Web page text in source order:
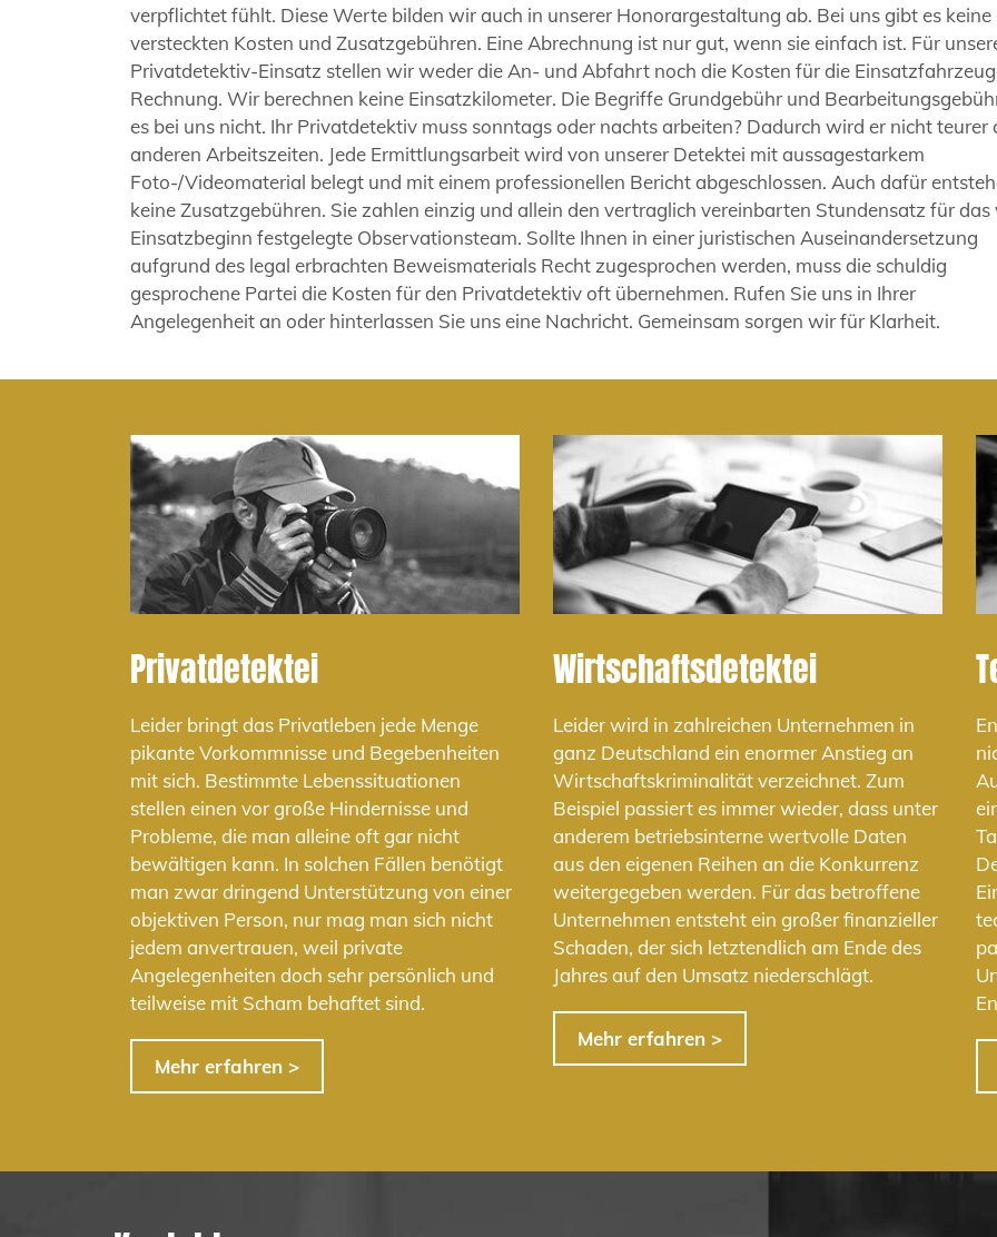
verpflichtet fühlt. Diese Werte bilden wir auch in unserer Honorargestaltung ab. Bei uns gibt es keine
versteckten Kosten und Zusatzgebühren. Eine Abrechnung ist nur gut, wenn sie einfach ist. Für
Privatdetektiv-Einsatz stellen wir weder die An- und Abfahrt noch die Kosten für die
Rechnung. Wir berechnen keine Einsatzkilometer. Die Begriffe Grundgebühr und
es bei uns nicht. Ihr Privatdetektiv muss sonntags oder nachts arbeiten? Dadurch wird er nicht teurer
anderen Arbeitszeiten. Jede Ermittlungsarbeit wird von unserer Detektei mit aussagestarkem
Foto-/Videomaterial belegt und mit einem professionellen Bericht abgeschlossen. Auch dafür
keine Zusatzgebühren. Sie zahlen einzig und allein den vertraglich vereinbarten Stundensatz für das
Einsatzbeginn festgelegte Observationsteam. Sollte Ihnen in einer juristischen Auseinandersetzung
aufgrund des legal erbrachten Beweismaterials Recht zugesprochen werden, muss die schuldig
gesprochene Partei die Kosten für den Privatdetektiv oft übernehmen. Rufen Sie uns in Ihrer
Angelegenheit an oder hinterlassen Sie uns eine Nachricht. Gemeinsam sorgen wir für Klarheit.
Privatdetektei
Leider bringt das Privatleben jede Menge
pikante Vorkommnisse und Begebenheiten
mit sich. Bestimmte Lebenssituationen
stellen einen vor große Hindernisse und
Probleme, die man alleine oft gar nicht
bewältigen kann. In solchen Fällen benötigt
man zwar dringend Unterstützung von einer
objektiven Person, nur mag man sich nicht
jedem anvertrauen, weil private
Angelegenheiten doch sehr persönlich und
teilweise mit Scham behaftet sind.
Mehr erfahren >
Wirtschaftsdetektei
Leider wird in zahlreichen Unternehmen in
ganz Deutschland ein enormer Anstieg an
Wirtschaftskriminalität verzeichnet. Zum
Beispiel passiert es immer wieder, dass unter
anderem betriebsinterne wertvolle Daten
aus den eigenen Reihen an die Konkurrenz
weitergegeben werden. Für das betroffene
Unternehmen entsteht ein großer finanzieller
Schaden, der sich letztendlich am Ende des
Jahres auf den Umsatz niederschlägt.
Mehr erfahren >